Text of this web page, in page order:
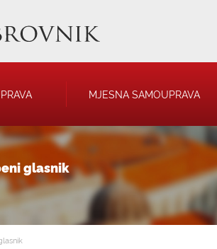
NATJEČAJI
JAVNA OBJAVA RJEŠENJA
USTANOVE
KOMUNALNA I TRGOVAČKA
MJESNA SAMOUPRAVA
glasnik